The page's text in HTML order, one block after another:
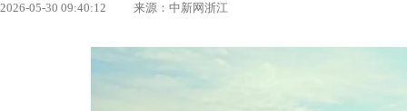
2026-05-30 09:40:12 来源：中新网浙江